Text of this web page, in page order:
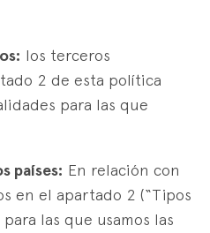
los terceros
2 de esta política
para las que
países: En relación con
en el apartado 2 (“Tipos
las que usamos las